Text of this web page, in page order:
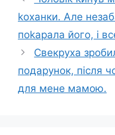
kоханки. Але
поkарала його, і
Свекруха
подарунок, після
для мене мамою.